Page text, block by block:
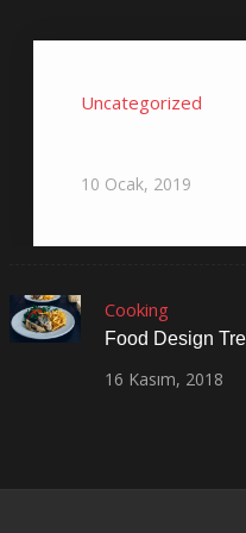
Uncategorized
10 Ocak, 2019
Cooking
Food Design
16 Kasım, 2018